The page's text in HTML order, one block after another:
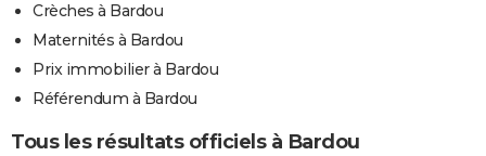
Crèches à Bardou
Maternités à Bardou
Prix immobilier à Bardou
Référendum à Bardou
Tous les résultats officiels à Bardou